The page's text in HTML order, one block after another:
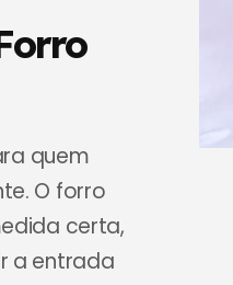
quem
O forro
certa,
a entrada